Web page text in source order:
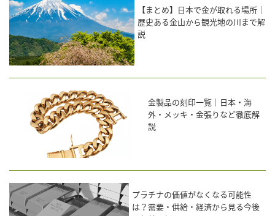
【まとめ】日本で金が取れる場所｜
歴史ある金山から観光地の川まで解
説
金製品の刻印一覧｜日本・海
外・メッキ・金張りなど徹底解
説
プラチナの価値がなくなる可能性
は？需要・供給・経済から見る今後